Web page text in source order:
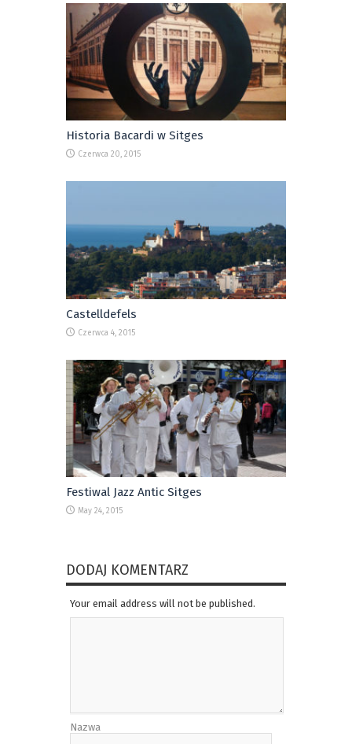
Historia Bacardi w Sitges
Czerwca 20, 2015
Castelldefels
Czerwca 4, 2015
Festiwal Jazz Antic Sitges
May 24, 2015
DODAJ KOMENTARZ
Your email address will not be published.
Nazwa